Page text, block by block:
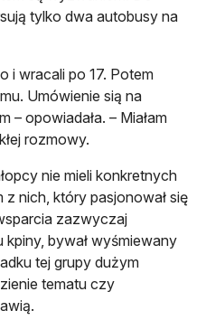
tylko dwa autobusy na
i wracali po 17. Potem
Umówienie sią na
– opowiadała. – Miałam
rozmowy.
nie mieli konkretnych
nich, który pasjonował się
zazwyczaj
bywał wyśmiewany
tej grupy dużym
tematu czy